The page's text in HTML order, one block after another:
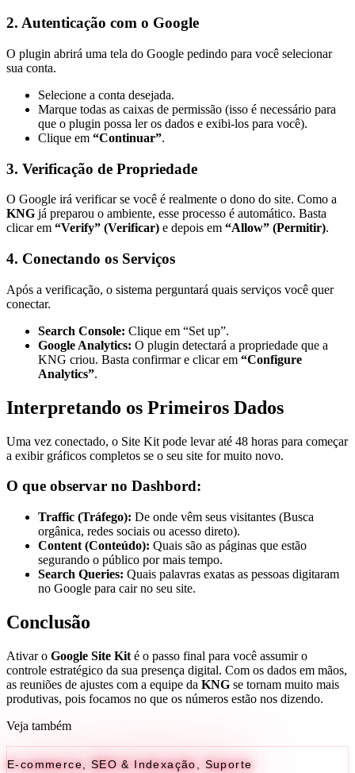
2. Autenticação com o Google
O plugin abrirá uma tela do Google pedindo para você selecionar
sua conta.
Selecione a conta desejada.
Marque todas as caixas de permissão (isso é necessário para
que o plugin possa ler os dados e exibi-los para você).
Clique em “Continuar”.
3. Verificação de Propriedade
O Google irá verificar se você é realmente o dono do site. Como a
KNG já preparou o ambiente, esse processo é automático. Basta
clicar em “Verify” (Verificar) e depois em “Allow” (Permitir).
4. Conectando os Serviços
Após a verificação, o sistema perguntará quais serviços você quer
conectar.
Search Console: Clique em “Set up”.
Google Analytics: O plugin detectará a propriedade que a
KNG criou. Basta confirmar e clicar em “Configure
Analytics”.
Interpretando os Primeiros Dados
Uma vez conectado, o Site Kit pode levar até 48 horas para começar
a exibir gráficos completos se o seu site for muito novo.
O que observar no Dashbord:
Traffic (Tráfego): De onde vêm seus visitantes (Busca
orgânica, redes sociais ou acesso direto).
Content (Conteúdo): Quais são as páginas que estão
segurando o público por mais tempo.
Search Queries: Quais palavras exatas as pessoas digitaram
no Google para cair no seu site.
Conclusão
Ativar o Google Site Kit é o passo final para você assumir o
controle estratégico da sua presença digital. Com os dados em mãos,
as reuniões de ajustes com a equipe da KNG se tornam muito mais
produtivas, pois focamos no que os números estão nos dizendo.
Veja também
E-commerce SEO & Indexação Suporte